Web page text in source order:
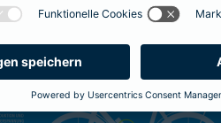
Schutz